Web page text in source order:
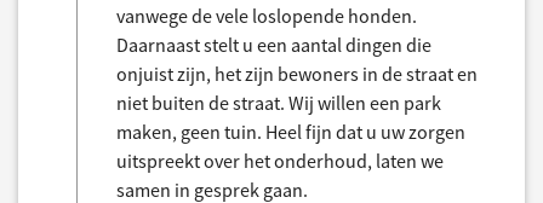
vanwege de vele loslopende honden.
Daarnaast stelt u een aantal dingen die
onjuist zijn, het zijn bewoners in de straat en
niet buiten de straat. Wij willen een park
maken, geen tuin. Heel fijn dat u uw zorgen
uitspreekt over het onderhoud, laten we
samen in gesprek gaan.